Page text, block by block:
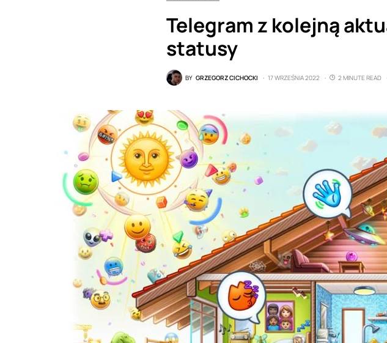
Telegram z kolejną
statusy
BY GRZEGORZ CICHOCKI 17 WRZEŚNIA 2022 2 MINUTE READ